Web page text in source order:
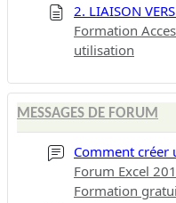
2. LIAISON VERS
Formation
utilisation
MESSAGES DE FORUM
Comment créer
Forum Excel
Formation